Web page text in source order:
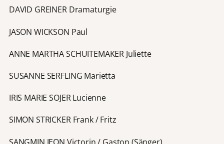
DAVID GREINER Dramaturgie
JASON WICKSON Paul
ANNE MARTHA SCHUITEMAKER Juliette
SUSANNE SERFLING Marietta
IRIS MARIE SOJER Lucienne
SIMON STRICKER Frank / Fritz
SANGMIN JEON Victorin / Gaston (Sänger)